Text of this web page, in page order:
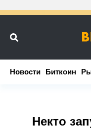
Новости Биткоин
Новости Биткоин
Некто